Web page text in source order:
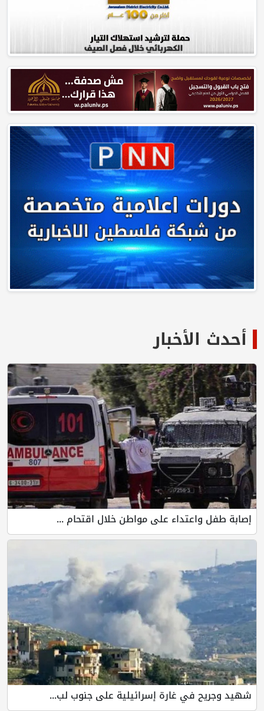
أحدث الأخبار
إصابة طفل واعتداء على مواطن خلال اقتحام ...
شهيد وجريح في غارة إسرائيلية على جنوب لب...